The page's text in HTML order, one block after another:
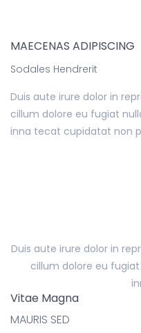
MAECENAS ADIPISCING
Sodales Hendrerit
Duis aute irure dolor in
cillum dolore eu fugiat
inna tecat cupidatat non
Duis aute irure dolor in
cillum dolore eu
Vitae Magna
MAURIS SED